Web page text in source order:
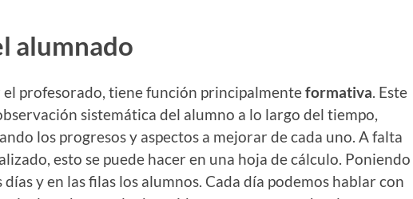
alumnado
el profesorado, tiene función principalmenteformativa . Este
sistemática del alumno a lo largo del tiempo,
los progresos y aspectos a mejorar de cada uno. A falta
esto se puede hacer en una hoja de cálculo. Poniendo
días y en las filas los alumnos. Cada día podemos hablar con